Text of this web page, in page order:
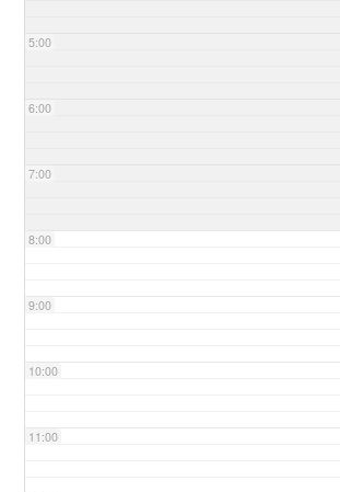
5:00
6:00
7:00
8:00
9:00
10:00
11:00